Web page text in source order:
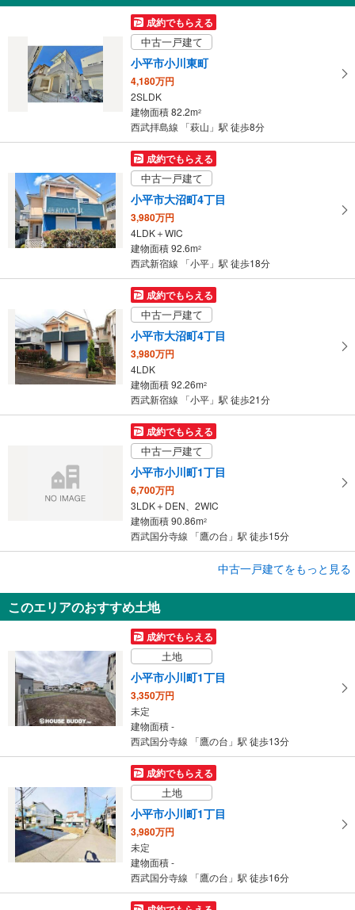
105.58m2（実測）
東京都小平市学園東町3丁目
成約でもらえる
中古一戸建て
小平市小川東町
4,180万円
2SLDK
建物面積 82.2m2
西武拝島線 「萩山」駅 徒歩8分
成約でもらえる
中古一戸建て
小平市大沼町4丁目
3,980万円
4LDK＋WIC
建物面積 92.6m2
西武新宿線 「小平」駅 徒歩18分
成約でもらえる
中古一戸建て
小平市大沼町4丁目
3,980万円
4LDK
建物面積 92.26m2
西武新宿線 「小平」駅 徒歩21分
成約でもらえる
中古一戸建て
小平市小川町1丁目
6,700万円
3LDK＋DEN、2WIC
建物面積 90.86m2
西武国分寺線 「鷹の台」駅 徒歩15分
小平市小川西町3丁目
8,280万円
2ルーム＋WIC、店舗
建物面積 120.69m
西武拝島線 「小川」駅 徒歩5分
中古一戸建てをもっと見る
このエリアのおすすめ土地
成約でもらえる
土地
小平市小川町1丁目
3,350万円
未定
建物面積 -
西武国分寺線 「鷹の台」駅 徒歩13分
成約でもらえる
土地
小平市小川町1丁目
3,980万円
未定
建物面積 -
西武国分寺線 「鷹の台」駅 徒歩16分